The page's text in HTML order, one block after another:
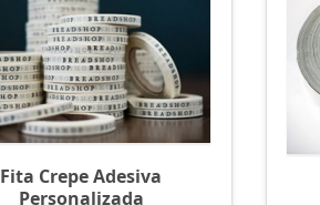
Fita Crepe Adesiva
Personalizada